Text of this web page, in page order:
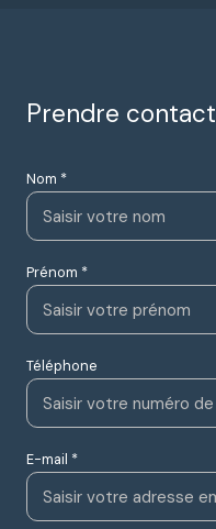
Prendre contact
Nom *
Prénom *
Téléphone
E-mail *